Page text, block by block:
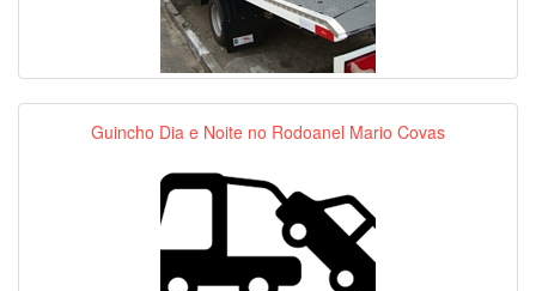
Guincho Dia e Noite no Rodoanel Mario Covas